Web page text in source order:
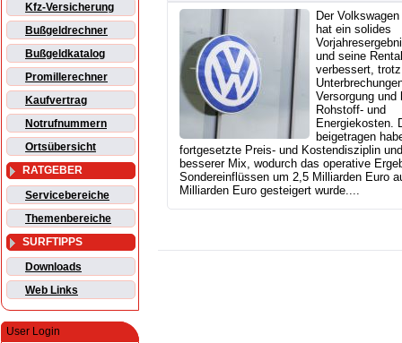
Kfz-Versicherung
Bußgeldrechner
Bußgeldkatalog
Promillerechner
Kaufvertrag
Notrufnummern
Ortsübersicht
RATGEBER
Servicebereiche
Themenbereiche
SURFTIPPS
Downloads
Web Links
User Login
Der
hat ein solides
und seine
verbessert, trotz
Versorgung und
Rohstoff- und
Energiekosten.
beigetragen
fortgesetzte Preis- und Kostendisziplin
besserer Mix, wodurch das operative
Sondereinflüssen um 2,5 Milliarden Euro
Milliarden Euro gesteigert wurde....